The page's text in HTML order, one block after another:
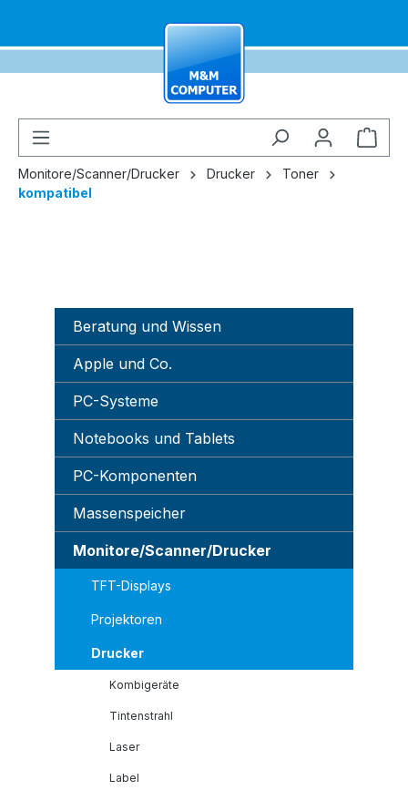
Monitore/Scanner/Drucker Drucker
Toner
kompatibel
Beratung und Wissen
Apple und Co.
PC-Systeme
Notebooks und Tablets
PC-Komponenten
Massenspeicher
Monitore/Scanner/Drucker
TFT-Displays
Projektoren
Drucker
Kombigeräte
Tintenstrahl
Laser
Label